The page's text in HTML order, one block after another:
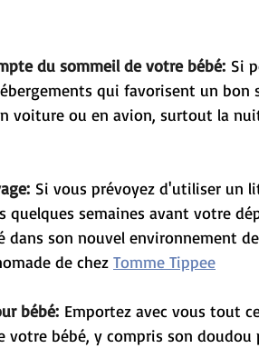
du sommeil de votre bébé: Si
qui favorisent un bon
voiture ou en avion, surtout la
Si vous prévoyez d'utiliser un
semaines avant votre
dans son nouvel environnement
de chez Tomme Tippee
bébé: Emportez avec vous tout
bébé, y compris son doudou